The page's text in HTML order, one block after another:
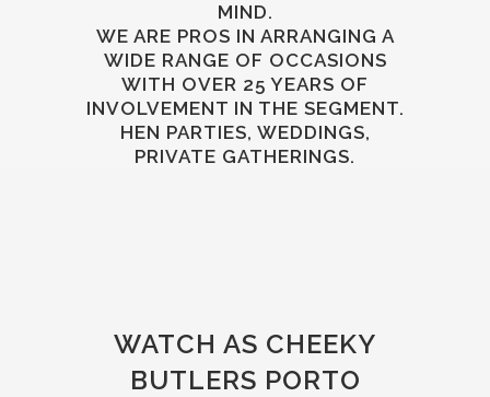
MIND.
WE ARE PROS IN ARRANGING A
WIDE RANGE OF OCCASIONS
WITH OVER 25 YEARS OF
INVOLVEMENT IN THE SEGMENT.
HEN PARTIES, WEDDINGS,
PRIVATE GATHERINGS.
WATCH AS CHEEKY
BUTLERS PORTO